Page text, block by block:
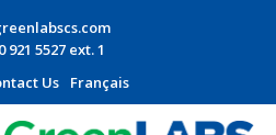
921 5527 ext. 1
Us Français